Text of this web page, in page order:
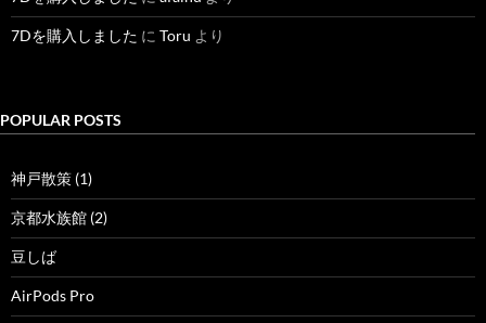
7Dを購入しました に Toru より
POPULAR POSTS
神戸散策 (1)
京都水族館 (2)
豆しば
AirPods Pro